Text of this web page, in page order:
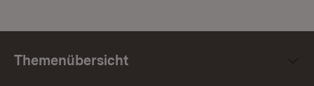
Themenübersicht